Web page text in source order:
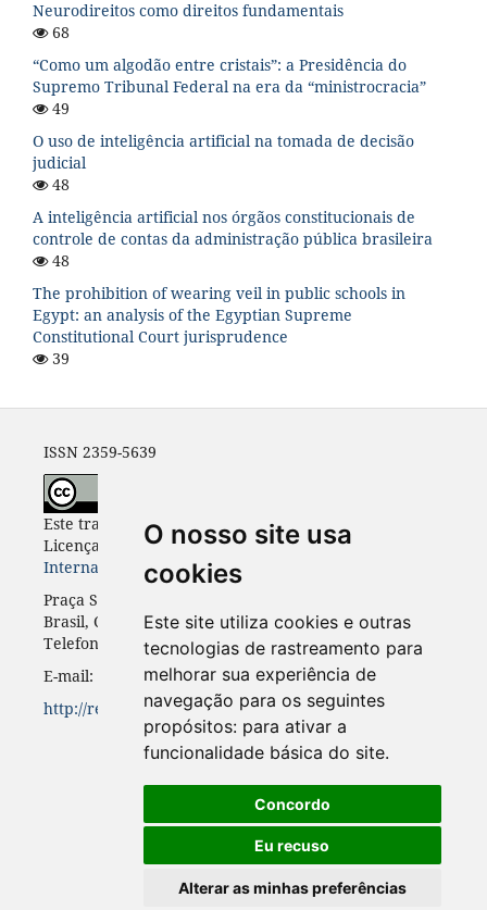
O nosso site usa
cookies
Este site utiliza cookies e outras
tecnologias de rastreamento para
melhorar sua experiência de
navegação para os seguintes
propósitos: para ativar a
funcionalidade básica do site.
Concordo
Eu recuso
Alterar as minhas preferências
Neurodireitos como direitos fundamentais
68
“Como um algodão entre cristais”: a Presidência do
Supremo Tribunal Federal na era da “ministrocracia”
49
O uso de inteligência artificial na tomada de decisão
judicial
48
A inteligência artificial nos órgãos constitucionais de
controle de contas da administração pública brasileira
48
The prohibition of wearing veil in public schools in
Egypt: an analysis of the Egyptian Supreme
Constitutional Court jurisprudence
39
ISSN 2359-5639
Este trabalho está licenciado com uma
Licença
Creative Commons - Atribuição 4.0
Internacional
.
Praça Santos Andrade, n. 50, 3º andar, Curitiba-PR,
Brasil, CEP 80.020-300
Telefone: +55 41 3352-0716
E-mail: rinc.ufpr@gmail.com
http://revistas.ufpr.br/rinc